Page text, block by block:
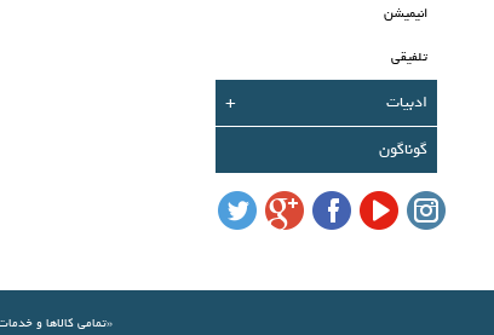
انیمیشن
تلفیقی
ادبیات
+
گوناگون
«تمامي كالاها و